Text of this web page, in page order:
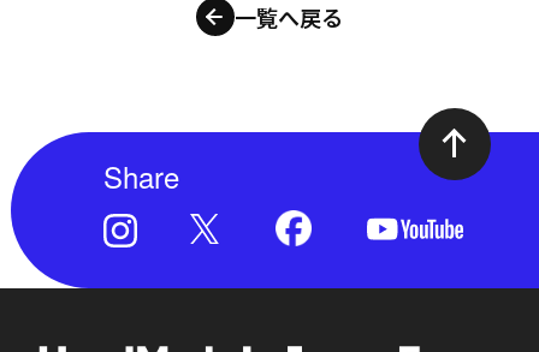
一覧へ戻る
Share